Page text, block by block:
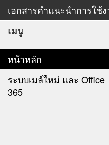
เอกสารคำแนะนำการใช้
เมนู
หน้าหลัก
ระบบเมล์ใหม่ และ Office
365